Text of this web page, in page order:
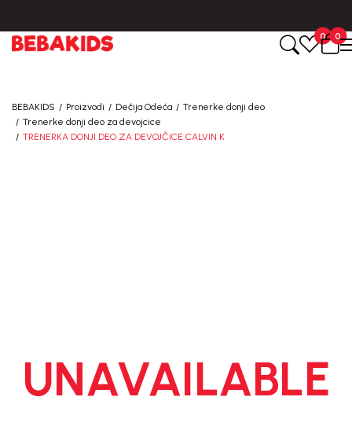
0
0
BEBAKIDS Proizvodi Dečija Odeća
Trenerke donji deo
Trenerke donji deo za devojcice
TRENERKA DONJI DEO ZA DEVOJČICE CALVIN K
UNAVAILABLE